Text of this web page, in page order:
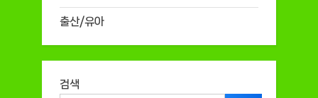
출산/유아
검색